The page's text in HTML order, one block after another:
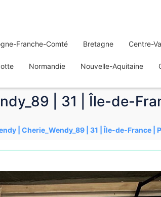
Franche-Comté Bretagne Centre-
Normandie Nouvelle-Aquitaine
| 31 | Île-de-
| Cherie_Wendy_89 | 31 | Île-de-France |